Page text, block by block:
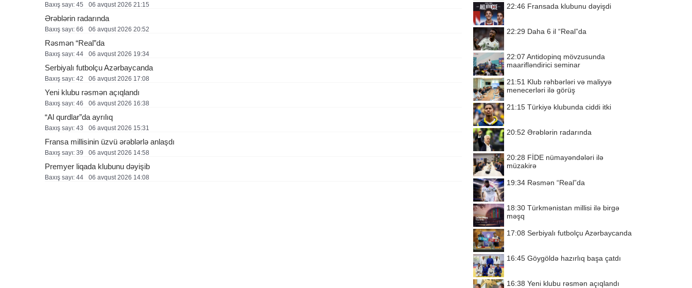
Baxış sayı: 45 06 avqust 2026 21:15
Ərəblərin radarında
Baxış sayı: 66 06 avqust 2026 20:52
Rəsmən “Real”da
Baxış sayı: 44 06 avqust 2026 19:34
Serbiyalı futbolçu Azərbaycanda
Baxış sayı: 42 06 avqust 2026 17:08
Yeni klubu rəsmən açıqlandı
Baxış sayı: 46 06 avqust 2026 16:38
“Al qurdlar”da ayrılıq
Baxış sayı: 43 06 avqust 2026 15:31
Fransa millisinin üzvü ərəblərlə anlaşdı
Baxış sayı: 39 06 avqust 2026 14:58
Premyer liqada klubunu dəyişib
Baxış sayı: 44 06 avqust 2026 14:08
22:46 Fransada klubunu dəyişdi
22:29 Daha 6 il “Real”da
22:07 Antidopinq mövzusunda
maarifləndirici seminar
21:51 Klub rəhbərləri və maliyyə
menecerləri ilə görüş
21:15 Türkiyə klubunda ciddi itki
20:52 Ərəblərin radarında
20:28 FİDE nümayəndələri ilə
müzakirə
19:34 Rəsmən “Real”da
18:30 Türkmənistan millisi ilə birgə
məşq
17:08 Serbiyalı futbolçu Azərbaycanda
16:45 Göygöldə hazırlıq başa çatdı
16:38 Yeni klubu rəsmən açıqlandı